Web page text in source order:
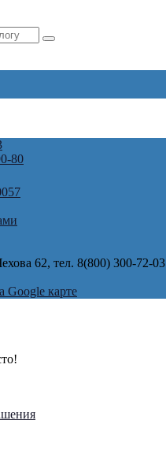
80
62, тел. 8(800) 300-72-03
Google карте